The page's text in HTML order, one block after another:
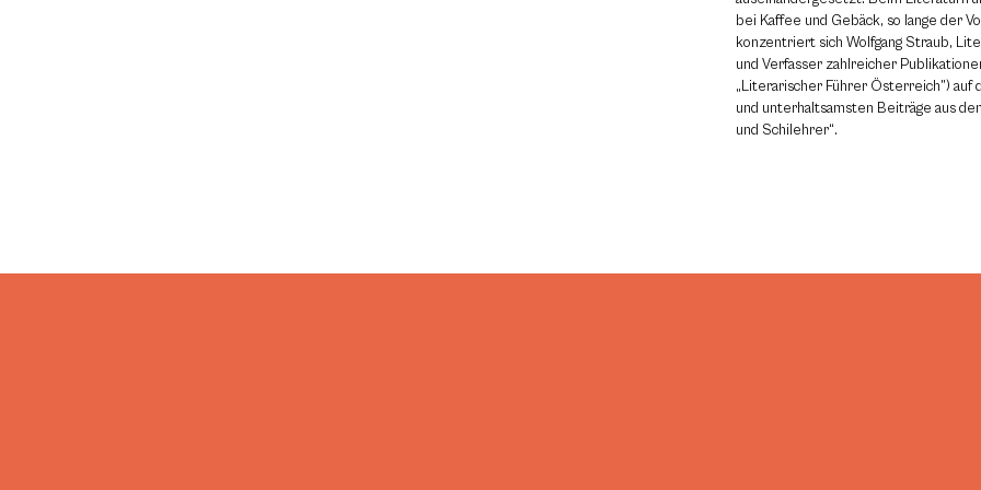
bei Kaffee und Gebäck, so lange der
konzentriert sich Wolfgang Straub,
und Verfasser zahlreicher
„Literarischer Führer Österreich”) auf
und unterhaltsamsten Beiträge aus
und Schilehrer“.